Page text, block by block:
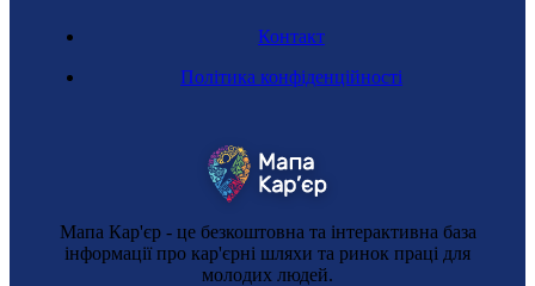
Мапа Кар'єр - це безкоштовна та інтерактивна база
інформації про кар'єрні шляхи та ринок праці для
молодих людей.
Контакт
Політика конфіденційності